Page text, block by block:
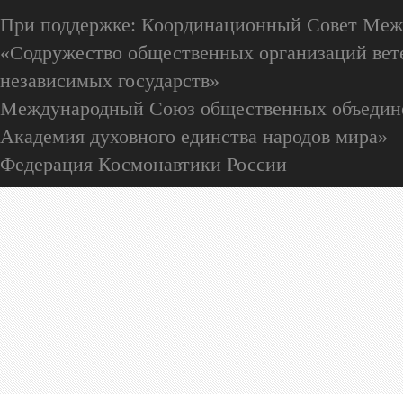
При поддержке: Координационный Совет
«Содружество общественных организаций
независимых государств»
Международный Союз общественных
Академия духовного единства народов мира»
Федерация Космонавтики России